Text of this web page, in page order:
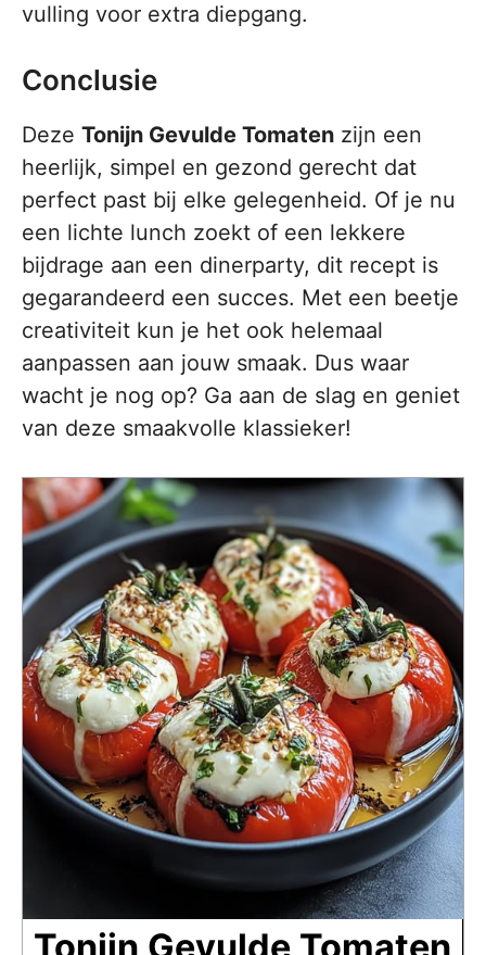
vulling voor extra diepgang.
Conclusie
Deze Tonijn Gevulde Tomaten zijn een
heerlijk, simpel en gezond gerecht dat
perfect past bij elke gelegenheid. Of je nu
een lichte lunch zoekt of een lekkere
bijdrage aan een dinerparty, dit recept is
gegarandeerd een succes. Met een beetje
creativiteit kun je het ook helemaal
aanpassen aan jouw smaak. Dus waar
wacht je nog op? Ga aan de slag en geniet
van deze smaakvolle klassieker!